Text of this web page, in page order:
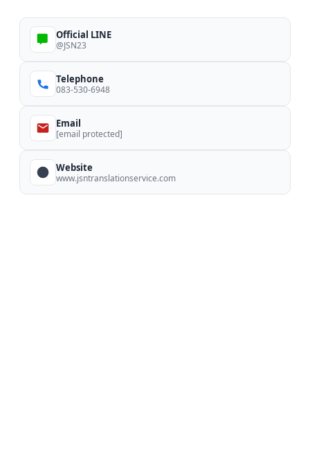
Official LINE
@JSN23
Telephone
083-530-6948
Email
[email protected]
Website
www.jsntranslationservice.com